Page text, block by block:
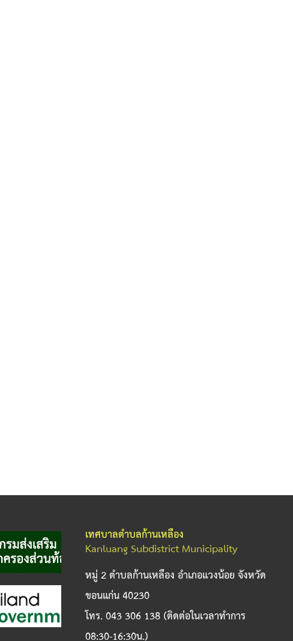
เทศบาลตำบลก้านเหลือง
Kanluang Subdistrict Municipality
หมู่ 2 ตำบลก้านเหลือง อำเภอแวงน้อย จังหวัด
ขอนแก่น 40230
โทร. 043 306 138 (ติดต่อในเวลาทำการ